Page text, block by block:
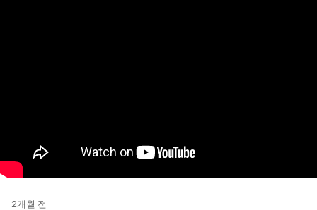
2개월 전